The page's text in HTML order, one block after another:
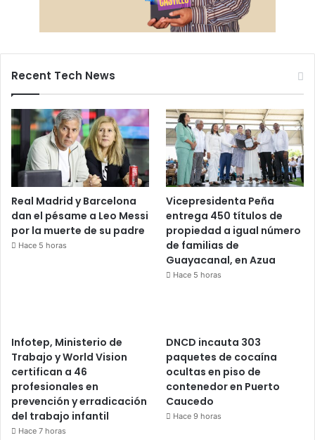
Recent Tech News
Real Madrid y Barcelona
dan el pésame a Leo Messi
por la muerte de su padre
Hace 5 horas
Vicepresidenta Peña
entrega 450 títulos de
propiedad a igual número
de familias de
Guayacanal, en Azua
Hace 5 horas
Infotep, Ministerio de
Trabajo y World Vision
certifican a 46
profesionales en
prevención y erradicación
del trabajo infantil
Hace 7 horas
DNCD incauta 303
paquetes de cocaína
ocultas en piso de
contenedor en Puerto
Caucedo
Hace 9 horas